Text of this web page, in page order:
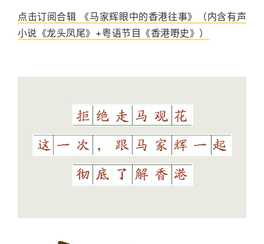
点击订阅合辑 《马家辉眼中的香港往事》（内含有声
小说《龙头凤尾》+粤语节目《香港嘢史》）